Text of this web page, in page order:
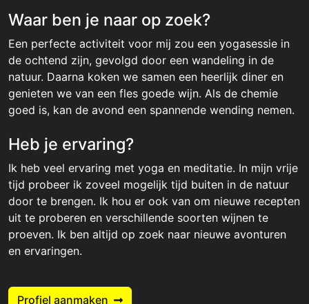
Waar ben je naar op zoek?
Een perfecte activiteit voor mij zou een yogasessie in
de ochtend zijn, gevolgd door een wandeling in de
natuur. Daarna koken we samen een heerlijk diner en
genieten we van een fles goede wijn. Als de chemie
goed is, kan de avond een spannende wending nemen.
Heb je ervaring?
Ik heb veel ervaring met yoga en meditatie. In mijn vrije
tijd probeer ik zoveel mogelijk tijd buiten in de natuur
door te brengen. Ik hou er ook van om nieuwe recepten
uit te proberen en verschillende soorten wijnen te
proeven. Ik ben altijd op zoek naar nieuwe avonturen
en ervaringen.
Profiel aanmaken